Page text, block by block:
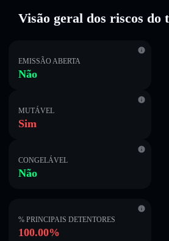
Visão geral dos riscos do
EMISSÃO ABERTA
Não
MUTÁVEL
Sim
CONGELÁVEL
Não
% PRINCIPAIS DETENTORES
100.00%